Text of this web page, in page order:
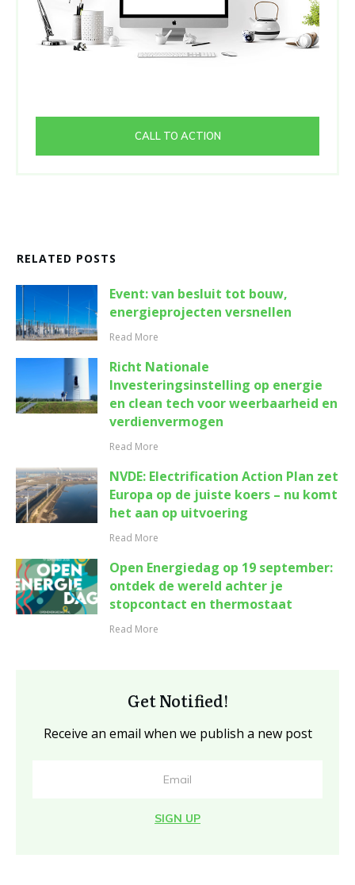
CALL TO ACTION
RELATED POSTS
Event: van besluit tot bouw,
energieprojecten versnellen
Read More
Richt Nationale
Investeringsinstelling op energie
en clean tech voor weerbaarheid en
verdienvermogen
Read More
NVDE: Electrification Action Plan zet
Europa op de juiste koers – nu komt
het aan op uitvoering
Read More
Open Energiedag op 19 september:
ontdek de wereld achter je
stopcontact en thermostaat
Read More
Get Notified!
Receive an email when we publish a new post
SIGN UP